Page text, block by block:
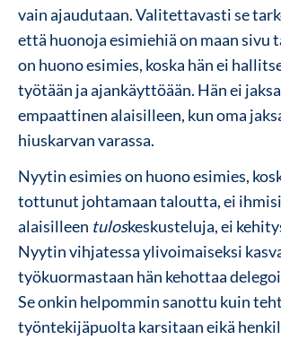
vain ajaudutaan. Valitettavasti se
että huonoja esimiehiä on maan sivu
on huono esimies, koska hän ei
työtään ja ajankäyttöään. Hän ei
empaattinen alaisilleen, kun oma
hiuskarvan varassa.
Nyytin esimies on huono esimies,
tottunut johtamaan taloutta, ei
alaisilleen tuloskeskusteluja, ei
Nyytin vihjatessa ylivoimaiseksi
työkuormastaan hän kehottaa
Se onkin helpommin sanottu kuin
työntekijäpuolta karsitaan eikä